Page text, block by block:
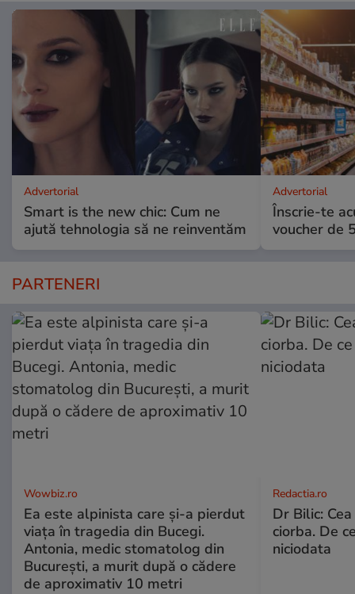
Advertorial
Smart is the new chic: Cum ne
ajută tehnologia să ne reinventăm
Advertorial
Înscrie-te
voucher de
PARTENERI
Wowbiz.ro
Ea este alpinista care și-a pierdut
viața în tragedia din Bucegi.
Antonia, medic stomatolog din
București, a murit după o cădere
de aproximativ 10 metri
Redactia.ro
Dr Bilic:
ciorba. De
niciodata